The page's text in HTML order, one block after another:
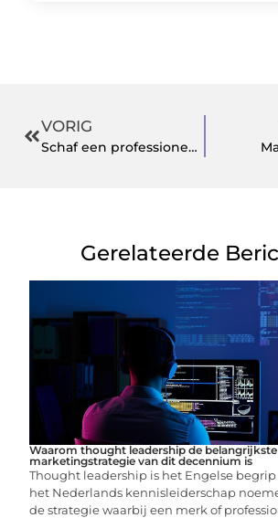
VORIG
Schaf een professioneel kledingrek aan bij een specialist
Gerelateerde
Waarom thought leadership de
marketingstrategie van dit decennium is
Thought leadership is het Engelse
het Nederlands kennisleiderschap
de strategie waarbij een merk of